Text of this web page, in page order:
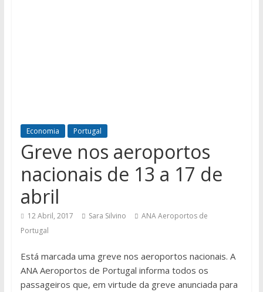
Economia Portugal
Greve nos aeroportos
nacionais de 13 a 17 de
abril
12 Abril, 2017 Sara Silvino
ANA Aeroportos de
Portugal
Está marcada uma greve nos aeroportos nacionais. A
ANA Aeroportos de Portugal informa todos os
passageiros que, em virtude da greve anunciada para